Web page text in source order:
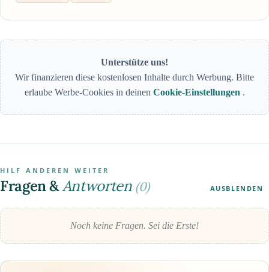
Unterstütze uns!
Wir finanzieren diese kostenlosen Inhalte durch Werbung. Bitte
erlaube Werbe-Cookies in deinen Cookie-Einstellungen .
HILF ANDEREN WEITER
Fragen &Antworten (0) AUSBLENDEN
Noch keine Fragen. Sei die Erste!